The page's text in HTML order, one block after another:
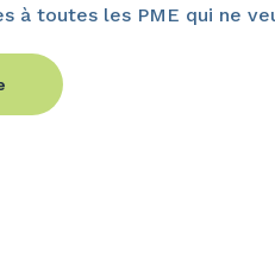
à toutes les PME qui ne